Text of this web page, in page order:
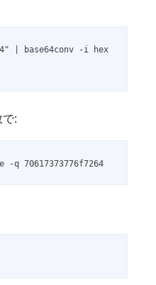
| base64conv -i hex
で:
-q 70617373776f7264